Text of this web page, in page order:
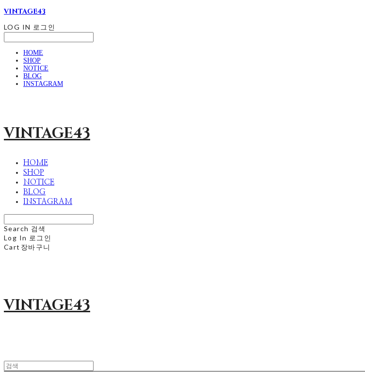
VINTAGE43
LOG IN 로그인
HOME
SHOP
NOTICE
BLOG
INSTAGRAM
VINTAGE43
HOME
SHOP
NOTICE
BLOG
INSTAGRAM
Search 검색
Log In 로그인
Cart 장바구니
VINTAGE43